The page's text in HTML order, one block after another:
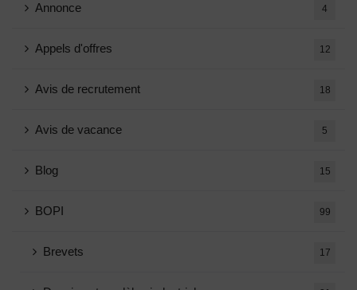
Annonce 4
Appels d'offres 12
Avis de recrutement 18
Avis de vacance 5
Blog 15
BOPI 99
Brevets 17